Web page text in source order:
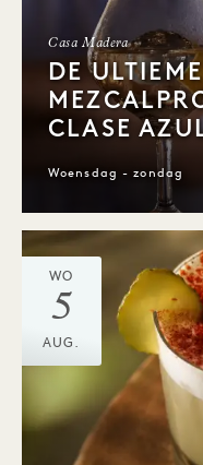
Casa Madera
DE
CLASE
Woensdag - zondag
WO
5
AUG.